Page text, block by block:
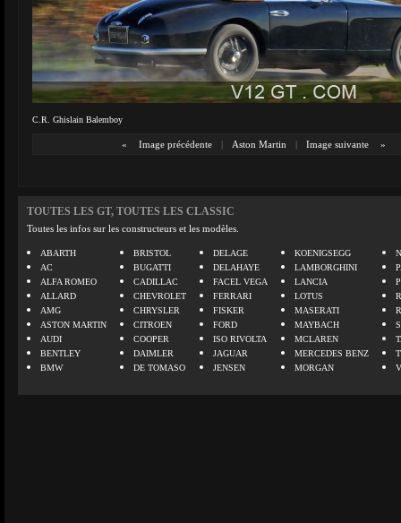
C.R. Ghislain Balemboy
« Image précédente | Aston Martin | Image suivante »
TOUTES LES GT, TOUTES LES CLASSIC
Toutes les infos sur les constructeurs et les modèles.
ABARTH
AC
ALFA ROMEO
ALLARD
AMG
ASTON MARTIN
AUDI
BENTLEY
BMW
BRISTOL
BUGATTI
CADILLAC
CHEVROLET
CHRYSLER
CITROEN
COOPER
DAIMLER
DE TOMASO
DELAGE
DELAHAYE
FACEL VEGA
FERRARI
FISKER
FORD
ISO RIVOLTA
JAGUAR
JENSEN
KOENIGSEGG
LAMBORGHINI
LANCIA
LOTUS
MASERATI
MAYBACH
MCLAREN
MERCEDES BENZ
MORGAN